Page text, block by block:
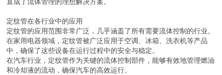
定纹管在各行业中的应用
定纹管的应用范围非常广泛，几乎涵盖了所有需要流体控制的行业。
在家用电器领域，定纹管被广泛应用于空调、冰箱、洗衣机等产品
中，确保了这些设备在运行过程中的安全与稳定。
在汽车行业，定纹管作为关键的流体控制部件，能够有效地管理燃油
和冷却液的流动，确保汽车的高效运行。